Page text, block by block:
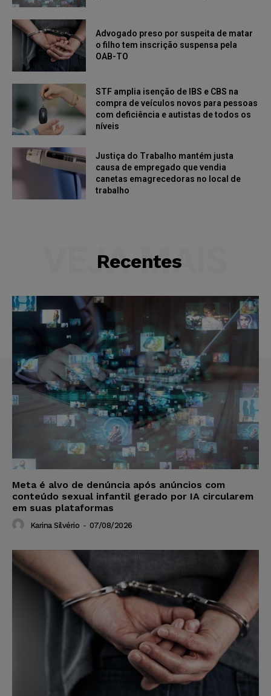
Advogado preso por suspeita de matar
o filho tem inscrição suspensa pela
OAB-TO
STF amplia isenção de IBS e CBS na
compra de veículos novos para pessoas
com deficiência e autistas de todos os
níveis
Justiça do Trabalho mantém justa
causa de empregado que vendia
canetas emagrecedoras no local de
trabalho
Recentes
VEJA MAIS
Meta é alvo de denúncia após anúncios com
conteúdo sexual infantil gerado por IA circularem
em suas plataformas
Karina Silvério - 07/08/2026